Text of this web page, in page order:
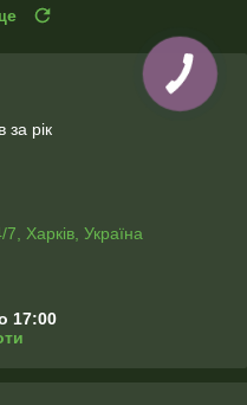
за рік
Харків, Україна
17:00